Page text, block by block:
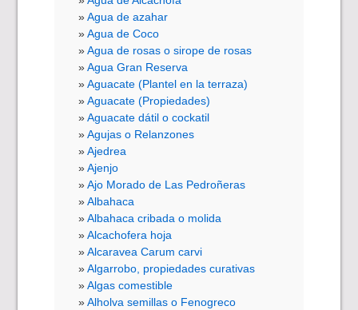
Agua de azahar
Agua de Coco
Agua de rosas o sirope de rosas
Agua Gran Reserva
Aguacate (Plantel en la terraza)
Aguacate (Propiedades)
Aguacate dátil o cockatil
Agujas o Relanzones
Ajedrea
Ajenjo
Ajo Morado de Las Pedroñeras
Albahaca
Albahaca cribada o molida
Alcachofera hoja
Alcaravea Carum carvi
Algarrobo, propiedades curativas
Algas comestible
Alholva semillas o Fenogreco